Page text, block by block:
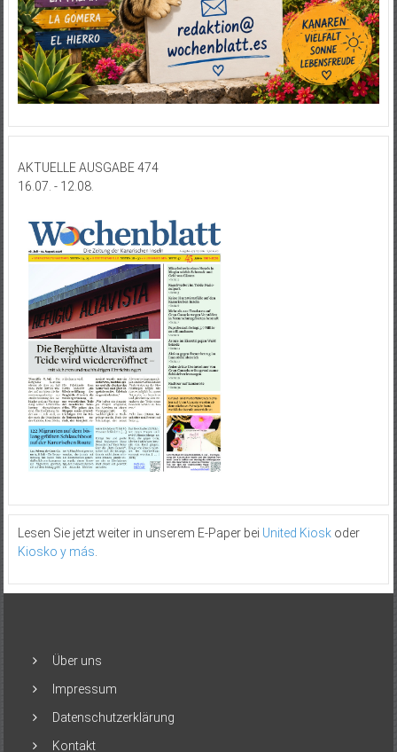
AKTUELLE AUSGABE 474
16.07. - 12.08.
Lesen Sie jetzt weiter in unserem E-Paper bei United Kioskoder
Kiosko y más
Über uns
Impressum
Datenschutzerklärung
Kontakt